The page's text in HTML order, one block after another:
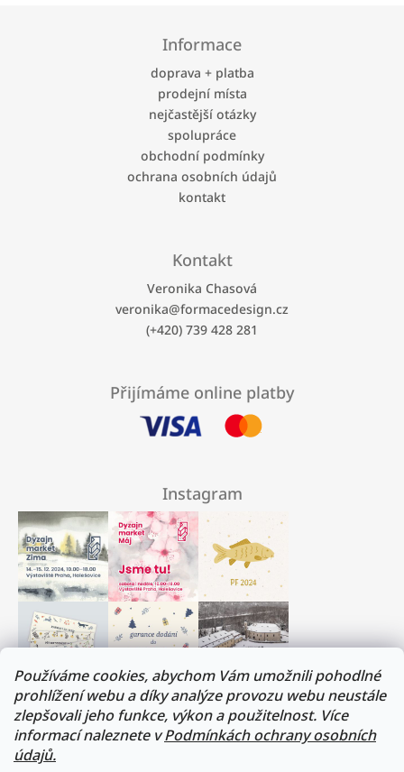
Používáme cookies, abychom Vám umožnili pohodlné
prohlížení webu a díky analýze provozu webu neustále
zlepšovali jeho funkce, výkon a použitelnost. Více
informací naleznete v Podmínkách ochrany osobních
údajů.
Milí přátelé, musíme si trochu odpočinout :)
V termínu 17. - 31.července budeme na dovolené.
Všechny objednávky budou vyřízeny v prvním
d
c
í
p
r
v
k
y
v
i
s
u
Informace
doprava + platba
prodejní místa
nejčastější otázky
spolupráce
obchodní podmínky
ochrana osobních údajů
kontakt
Kontakt
Veronika Chasová
veronika@formacedesign.cz
(+420) 739 428 281
Přijímáme online platby
Instagram